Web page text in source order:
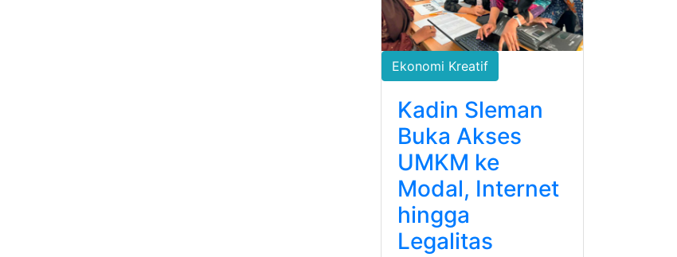
Ekonomi Kreatif
Kadin Sleman
Buka Akses
UMKM ke
Modal, Internet
hingga
Legalitas